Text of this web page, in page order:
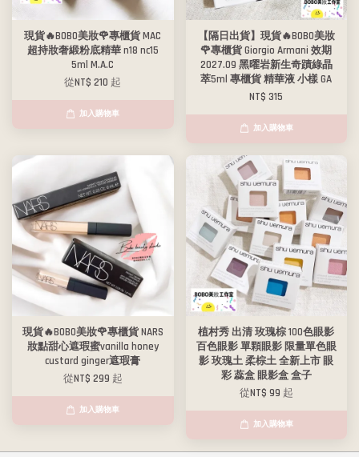
現貨🔥BOBO美妝🌹專櫃貨 MAC
超持妝奢緞粉底精華 n18 nc15
5ml M.A.C
從NT$ 210 起
加入購物車
【隔日出貨】現貨🔥BOBO美妝
🌹專櫃貨 Giorgio Armani 效期
2027.09 黑曜岩新生奇蹟綠晶
萃5ml 專櫃貨 精華液 小樣 GA
NT$ 315
加入購物車
現貨🔥BOBO美妝🌹專櫃貨 NARS
妝點甜心遮瑕蜜vanilla honey
custard ginger遮瑕膏
從NT$ 299 起
加入購物車
植村秀 出清 玫瑰棕 100色眼影
百色眼影 單顆眼影 限量單色眼
影 玫瑰土 柔棕土 全新上市 眼
彩 蕊盒 眼影盒 盒子
從NT$ 99 起
加入購物車